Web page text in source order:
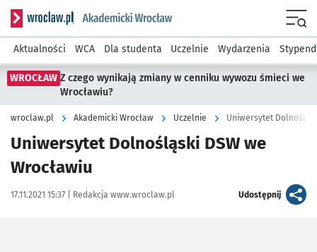
Serwis informacyjny wroclaw.pl podserwis: Akademicki
Aktualności WCA Dla studenta Uczelnie Wydarzenia
WROCŁAW Z czego wynikają zmiany w cenniku wywozu śmieci we
Wrocławiu?
wroclaw.pl Akademicki Wrocław Uczelnie Uniwersytet
Uniwersytet Dolnośląski DSW we
Wrocławiu
Data publikacji:
17.11.2021 15:37 | Autor:
Redakcja www.wroclaw.pl Udostępnijartykuł